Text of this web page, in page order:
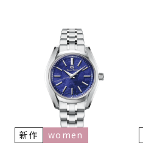
新作 women